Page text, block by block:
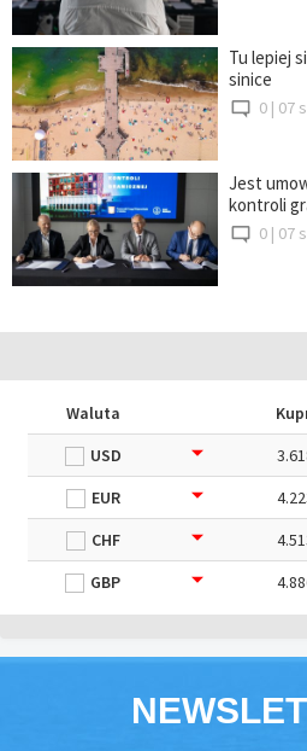
Tu lepiej
sinice
0 | 07
Jest
kontroli
0 | 07
Waluta
USD
EUR
CHF
GBP